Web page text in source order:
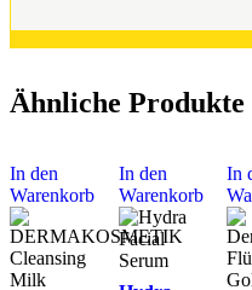
Ähnliche Produkte
In den
Warenkorb
In den
Warenkorb
In